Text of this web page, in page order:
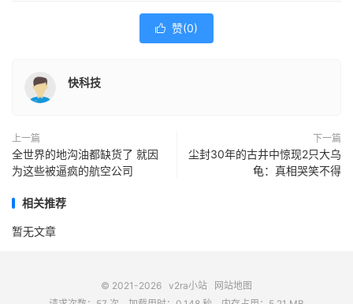
 赞(0)
快科技
上一篇
全世界的地沟油都缺货了 就因
为这些被逼疯的航空公司
下一篇
尘封30年的古井中惊现2只大乌
龟：真相哭笑不得
相关推荐
暂无文章
© 2021-2026 v2ra小站
网站地图